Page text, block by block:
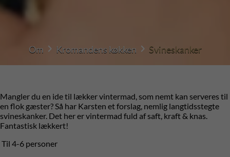
Om Kromandens køkken Svineskanker
Mangler du en ide til lækker vintermad, som nemt kan serveres til
en flok gæster? Så har Karsten et forslag, nemlig langtidsstegte
svineskanker. Det her er vintermad fuld af saft, kraft & knas.
Fantastisk lækkert!
Til 4-6 personer